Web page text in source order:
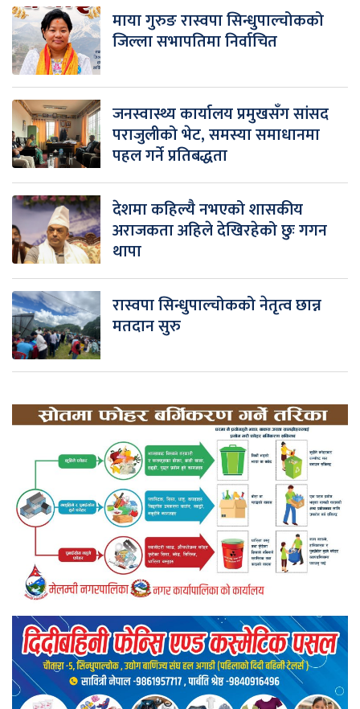
माया गुरुङ रास्वपा सिन्धुपाल्चोकको
जिल्ला सभापतिमा निर्वाचित
जनस्वास्थ्य कार्यालय प्रमुखसँग सांसद
पराजुलीको भेट, समस्या समाधानमा
पहल गर्ने प्रतिबद्धता
देशमा कहिल्यै नभएको शासकीय
अराजकता अहिले देखिरहेको छुः गगन
थापा
रास्वपा सिन्धुपाल्चोकको नेतृत्व छान्न
मतदान सुरु